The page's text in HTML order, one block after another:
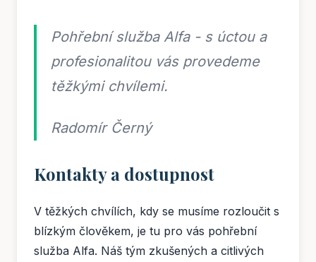
Pohřební služba Alfa - s úctou a
profesionalitou vás provedeme
těžkými chvílemi.
Radomír Černý
Kontakty a dostupnost
V těžkých chvílích, kdy se musíme rozloučit s
blízkým člověkem, je tu pro vás pohřební
služba Alfa. Náš tým zkušených a citlivých